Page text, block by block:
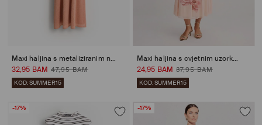
Maxi haljina s metaliziranim nitima
32,95 BAM 47,95 BAM
KOD: SUMMER15
Maxi haljina s cvjetnim uzorkom
24,95 BAM 37,95 BAM
KOD: SUMMER15
-17% -17%